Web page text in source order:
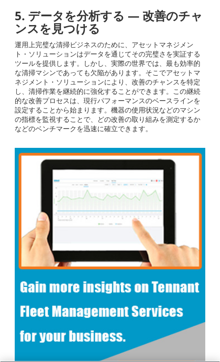
5. データを分析する — 改善のチャ
ンスを見つける
運用上完璧な清掃ビジネスのために、アセットマネジメン
ト・ソリューションはデータを通じてその完璧さを実証する
ツールを提供します。しかし、実際の世界では、最も効率的
な清掃マシンであっても欠陥があります。そこでアセットマ
ネジメント・ソリューションにより、改善のチャンスを特定
し、清掃作業を継続的に強化することができます。この継続
的な改善プロセスは、現行パフォーマンスのベースラインを
設定することから始まります。機器の使用状況などのマシン
の指標を監視することで、どの改善の取り組みを測定するか
などのベンチマークを迅速に確立できます。